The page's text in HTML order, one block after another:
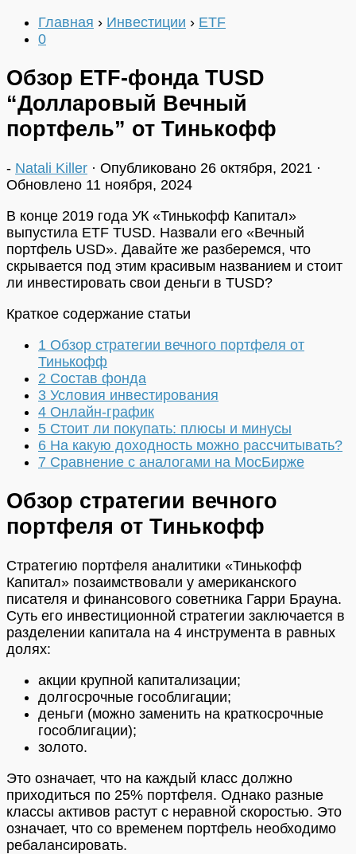
Главная › Инвестиции › ETF
0
Обзор ETF-фонда TUSD
“Долларовый Вечный
портфель” от Тинькофф
- Natali Killer · Опубликовано 26 октября, 2021 ·
Обновлено 11 ноября, 2024
В конце 2019 года УК «Тинькофф Капитал»
выпустила ETF TUSD. Назвали его «Вечный
портфель USD». Давайте же разберемся, что
скрывается под этим красивым названием и стоит
ли инвестировать свои деньги в TUSD?
Краткое содержание статьи
1 Обзор стратегии вечного портфеля от
Тинькофф
2 Состав фонда
3 Условия инвестирования
4 Онлайн-график
5 Стоит ли покупать: плюсы и минусы
6 На какую доходность можно рассчитывать?
7 Сравнение с аналогами на МосБирже
Обзор стратегии вечного
портфеля от Тинькофф
Стратегию портфеля аналитики «Тинькофф
Капитал» позаимствовали у американского
писателя и финансового советника Гарри Брауна.
Суть его инвестиционной стратегии заключается в
разделении капитала на 4 инструмента в равных
долях:
акции крупной капитализации;
долгосрочные гособлигации;
деньги (можно заменить на краткосрочные
гособлигации);
золото.
Это означает, что на каждый класс должно
приходиться по 25% портфеля. Однако разные
классы активов растут с неравной скоростью. Это
означает, что со временем портфель необходимо
ребалансировать.